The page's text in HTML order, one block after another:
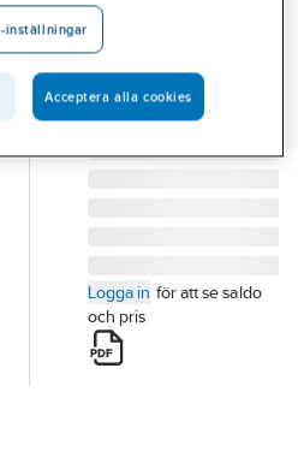
VERKTYGSSÄKRING
PETZL
Lev. artikelnr: S049AA00
Logga in för att se saldo
och pris
inställningar
Acceptera alla cookies